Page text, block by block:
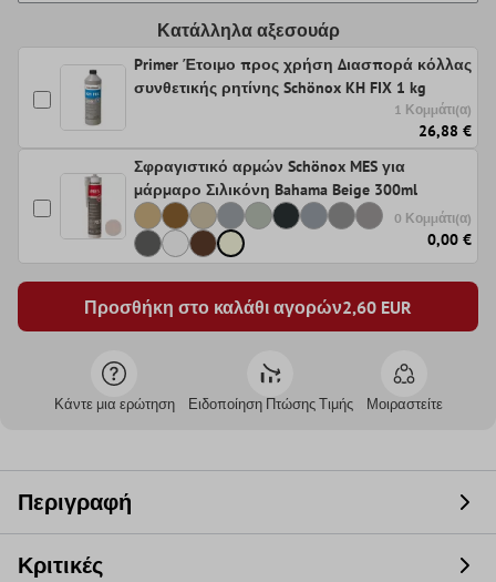
Κατάλληλα αξεσουάρ
Primer Έτοιμο προς χρήση Διασπορά κόλλας
συνθετικής ρητίνης Schönox KH FIX 1 kg
1 Κομμάτι(α)
26,88 €
Σφραγιστικό αρμών Schönox MES για
μάρμαρο Σιλικόνη Bahama Beige 300ml
0 Κομμάτι(α)
0,00 €
Προσθήκη στο καλάθι αγορών2,60 EUR
Κάντε μια ερώτηση Ειδοποίηση Πτώσης Τιμής Μοιραστείτε
Περιγραφή
Κριτικές